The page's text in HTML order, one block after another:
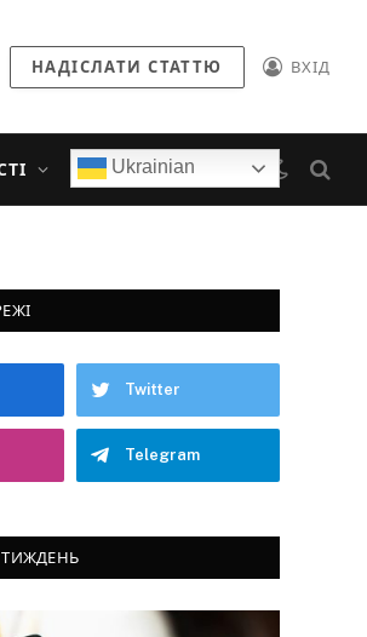
НАДІСЛАТИ СТАТТЮ ВХІД
Ukrainian
Twitter
Telegram